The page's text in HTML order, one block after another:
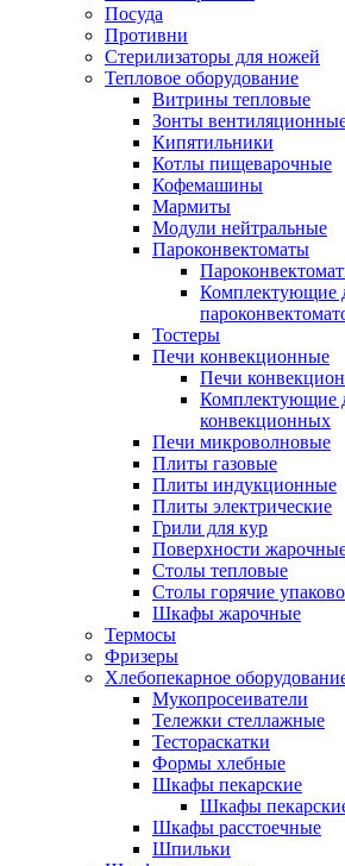
Посуда
Противни
Стерилизаторы для ножей
Тепловое оборудование
Витрины тепловые
Зонты
Кипятильники
Котлы пищеварочные
Кофемашины
Мармиты
Модули нейтральные
Пароконвектоматы
Комплектующие
Тостеры
Печи конвекционные
Печи
Комплектующие
конвекционных
Печи микроволновые
Плиты газовые
Плиты индукционные
Плиты электрические
Грили для кур
Поверхности
Столы тепловые
Столы горячие
Шкафы жарочные
Термосы
Фризеры
Хлебопекарное
Мукопросеиватели
Тележки стеллажные
Тестораскатки
Формы хлебные
Шкафы пекарские
Шкафы
Шкафы расстоечные
Шпильки